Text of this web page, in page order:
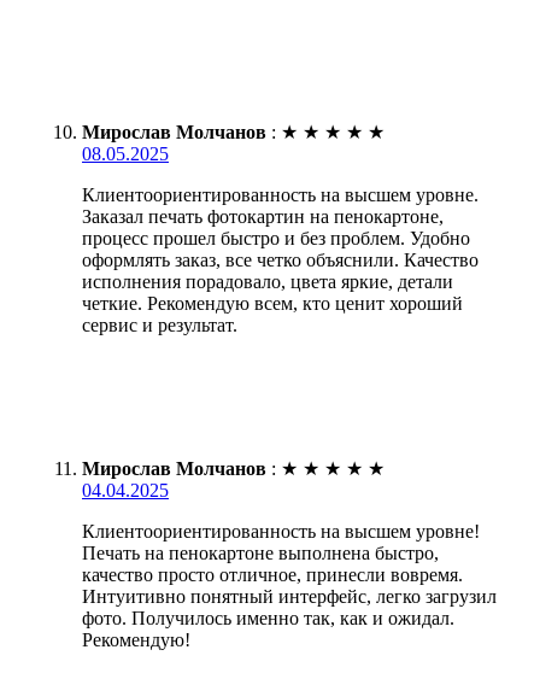
Мирослав Молчанов : ★ ★ ★ ★ ★
08.05.2025
Клиентоориентированность на высшем уровне.
Заказал печать фотокартин на пенокартоне,
процесс прошел быстро и без проблем. Удобно
оформлять заказ, все четко объяснили. Качество
исполнения порадовало, цвета яркие, детали
четкие. Рекомендую всем, кто ценит хороший
сервис и результат.
Мирослав Молчанов : ★ ★ ★ ★ ★
04.04.2025
Клиентоориентированность на высшем уровне!
Печать на пенокартоне выполнена быстро,
качество просто отличное, принесли вовремя.
Интуитивно понятный интерфейс, легко загрузил
фото. Получилось именно так, как и ожидал.
Рекомендую!